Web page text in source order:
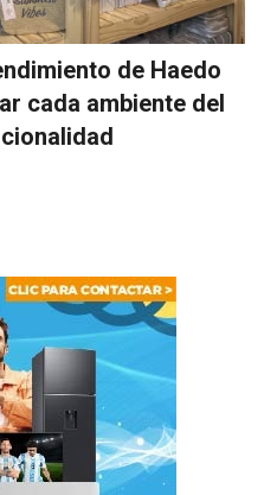
de Haedo
cada ambiente del